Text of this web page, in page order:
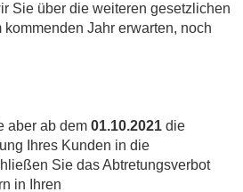
Sie über die weiteren gesetzlichen
Jahr erwarten, noch
aber ab dem 01.10.2021 die
Ihres Kunden in die
Sie das Abtretungsverbot
in Ihren